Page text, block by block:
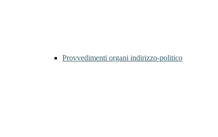
Provvedimenti organi indirizzo-politico